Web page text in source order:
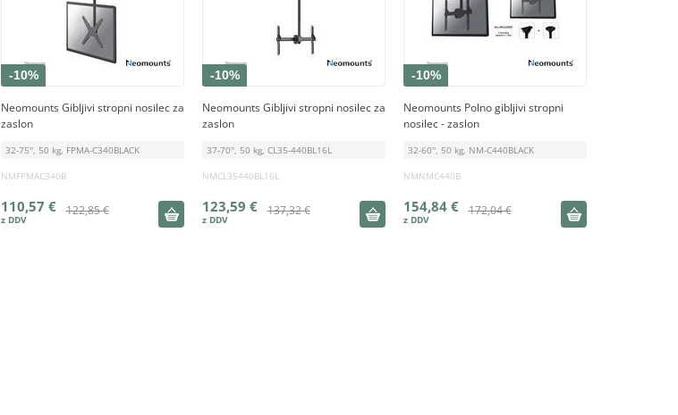
-10%
Neomounts Gibljivi stropni nosilec za
zaslon
32-75'', 50 kg, FPMA-C340BLACK
NMFPMAC340B
122,85 €
110,57 €
-10%
Neomounts Gibljivi stropni nosilec za
zaslon
37-70'', 50 kg, CL35-440BL16L
NMCL35440BL16L
137,32 €
123,59 €
-10%
Neomounts Polno gibljivi stropni
nosilec - zaslon
32-60'', 50 kg, NM-C440BLACK
NMNMC440B
172,04 €
154,84 €